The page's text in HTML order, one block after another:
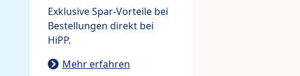
Exklusive Spar-Vorteile bei
Bestellungen direkt bei
HiPP.
Mehr erfahren